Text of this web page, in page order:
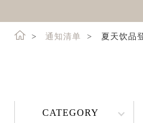
通知清单 夏天饮品
CATEGORY